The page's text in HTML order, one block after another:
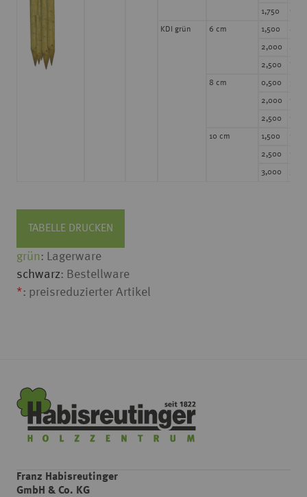
1,750 9,45
KDI grün 6 cm 1,500 4,45
2,000 5,95
2,500 7,45
8 cm 0,500 2,95
2,000
2,500
10 cm 1,500
2,500
3,000
TABELLE DRUCKEN
grün: Lagerware
schwarz: Bestellware
*: preisreduzierter Artikel
Franz Habisreutinger
GmbH & Co. KG